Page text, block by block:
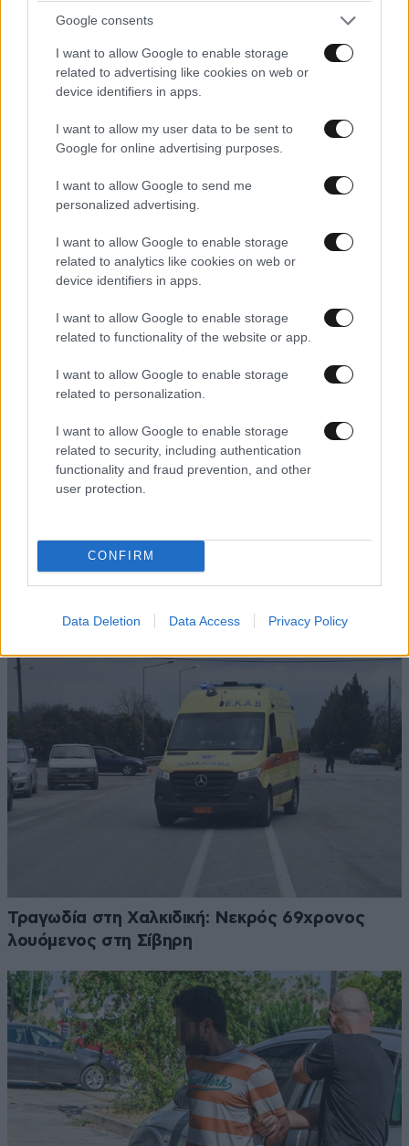
Google consents
I want to allow Google to enable storage
related to advertising like cookies on web or
device identifiers in apps.
I want to allow my user data to be sent to
Google for online advertising purposes.
I want to allow Google to send me
personalized advertising.
I want to allow Google to enable storage
related to analytics like cookies on web or
device identifiers in apps.
I want to allow Google to enable storage
related to functionality of the website or app.
I want to allow Google to enable storage
related to personalization.
I want to allow Google to enable storage
related to security, including authentication
functionality and fraud prevention, and other
user protection.
CONFIRM
Data Deletion Data Access Privacy Policy
Στην Αθήνα η 46χρονη που κατηγορείται για
τράπεζας Marfin
Οι ισχυρισμοί του 55χρονου που κρατούσε τον
νεκρό πατέρα του για χρόνια στον καταψύκτη:
Τραγωδία στη Χαλκιδική: Νεκρός 69χρονος
λουόμενος στη Σίβηρη